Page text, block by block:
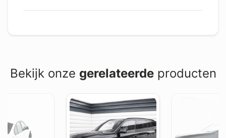
Bekijk onze gerelateerdeproducten